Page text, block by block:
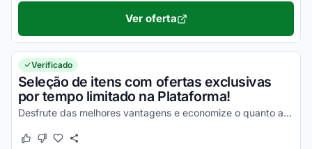
Ver oferta
Verificado
Seleção de itens com ofertas exclusivas
por tempo limitado na Plataforma!
Desfrute das melhores vantagens e economize o quanto antes nas suas compras!
Este cupom funcionou
Este cupom não funcionou